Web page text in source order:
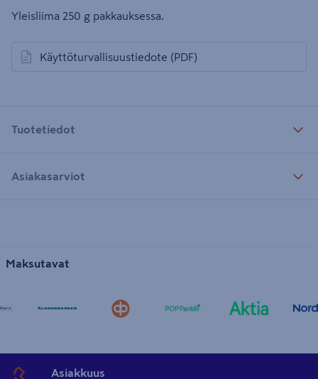
Yleisliima 250 g pakkauksessa.
Käyttöturvallisuustiedote (PDF)
avautuu uuteen välilehteen
Tuotetiedot
Asiakasarviot
Maksutavat
Asiakkuus